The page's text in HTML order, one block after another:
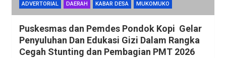
ADVERTORIAL DAERAH KABAR DESA MUKOMUKO
Puskesmas dan Pemdes Pondok Kopi Gelar
Penyuluhan Dan Edukasi Gizi Dalam Rangka
Cegah Stunting dan Pembagian PMT 2026